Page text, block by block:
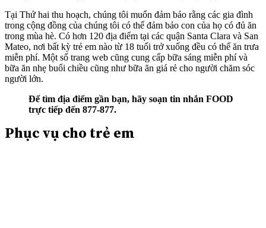
Tại Thứ hai thu hoạch, chúng tôi muốn đảm bảo rằng các gia đình
trong cộng đồng của chúng tôi có thể đảm bảo con của họ có đủ ăn
trong mùa hè. Có hơn 120 địa điểm tại các quận Santa Clara và San
Mateo, nơi bất kỳ trẻ em nào từ 18 tuổi trở xuống đều có thể ăn trưa
miễn phí. Một số trang web cũng cung cấp bữa sáng miễn phí và
bữa ăn nhẹ buổi chiều cũng như bữa ăn giá rẻ cho người chăm sóc
người lớn.
Để tìm địa điểm gần bạn, hãy soạn tin nhắn FOOD
trực tiếp đến 877-877.
Phục vụ cho trẻ em